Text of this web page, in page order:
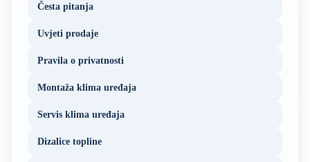
Česta pitanja
Uvjeti prodaje
Pravila o privatnosti
Montaža klima uređaja
Servis klima uređaja
Dizalice topline